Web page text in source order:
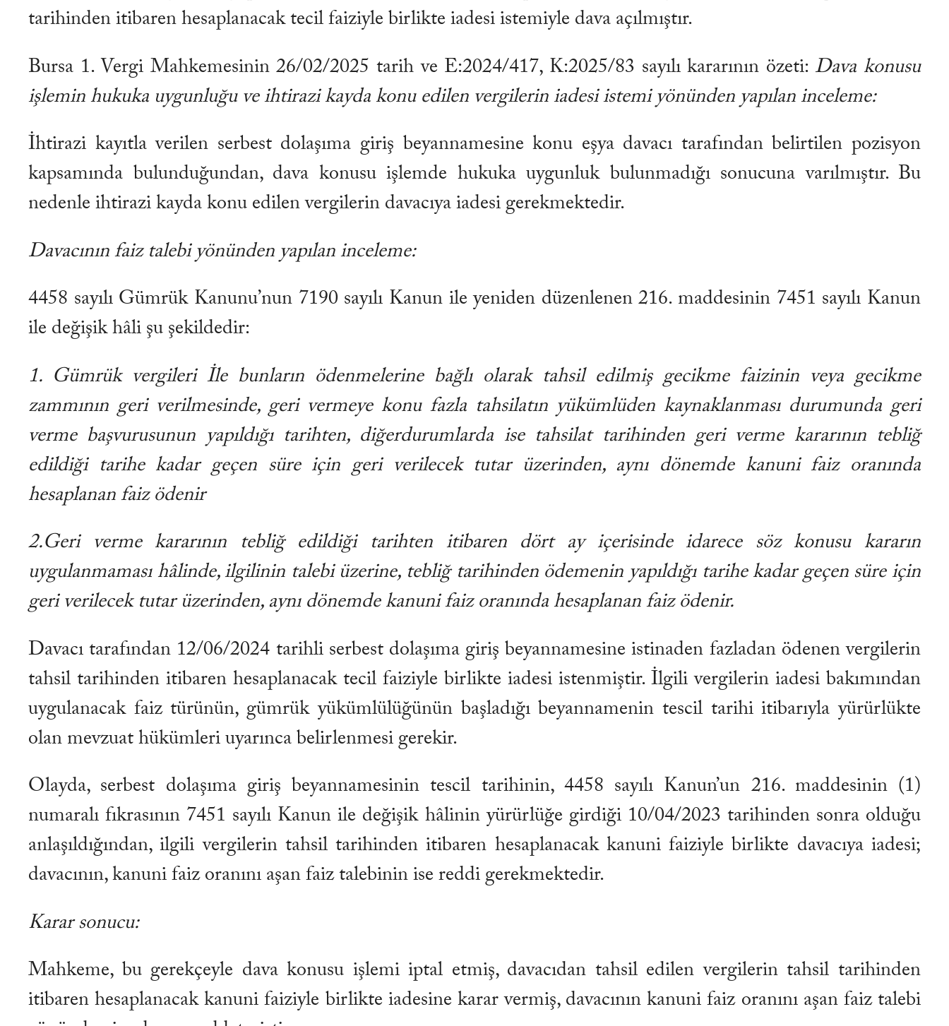
tarihinden itibaren hesaplanacak tecil faiziyle birlikte iadesi istemiyle dava açılmıştır.
Bursa 1. Vergi Mahkemesinin 26/02/2025 tarih ve E:2024/417, K:2025/83 sayılı kararının özeti: Dava konusu
işlemin hukuka uygunluğu ve ihtirazi kayda konu edilen vergilerin iadesi istemi yönünden yapılan inceleme:
İhtirazi kayıtla verilen serbest dolaşıma giriş beyannamesine konu eşya davacı tarafından belirtilen pozisyon
kapsamında bulunduğundan, dava konusu işlemde hukuka uygunluk bulunmadığı sonucuna varılmıştır. Bu
nedenle ihtirazi kayda konu edilen vergilerin davacıya iadesi gerekmektedir.
Davacının faiz talebi yönünden yapılan inceleme:
4458 sayılı Gümrük Kanunu’nun 7190 sayılı Kanun ile yeniden düzenlenen 216. maddesinin 7451 sayılı Kanun
ile değişik hâli şu şekildedir:
1. Gümrük vergileri İle bunların ödenmelerine bağlı olarak tahsil edilmiş gecikme faizinin veya gecikme
zammının geri verilmesinde, geri vermeye konu fazla tahsilatın yükümlüden kaynaklanması durumunda geri
verme başvurusunun yapıldığı tarihten, diğerdurumlarda ise tahsilat tarihinden geri verme kararının tebliğ
edildiği tarihe kadar geçen süre için geri verilecek tutar üzerinden, aynı dönemde kanuni faiz oranında
hesaplanan faiz ödenir
2.Geri verme kararının tebliğ edildiği tarihten itibaren dört ay içerisinde idarece söz konusu kararın
uygulanmaması hâlinde, ilgilinin talebi üzerine, tebliğ tarihinden ödemenin yapıldığı tarihe kadar geçen süre için
geri verilecek tutar üzerinden, aynı dönemde kanuni faiz oranında hesaplanan faiz ödenir.
Davacı tarafından 12/06/2024 tarihli serbest dolaşıma giriş beyannamesine istinaden fazladan ödenen vergilerin
tahsil tarihinden itibaren hesaplanacak tecil faiziyle birlikte iadesi istenmiştir. İlgili vergilerin iadesi bakımından
uygulanacak faiz türünün, gümrük yükümlülüğünün başladığı beyannamenin tescil tarihi itibarıyla yürürlükte
olan mevzuat hükümleri uyarınca belirlenmesi gerekir.
Olayda, serbest dolaşıma giriş beyannamesinin tescil tarihinin, 4458 sayılı Kanun’un 216. maddesinin (1)
numaralı fıkrasının 7451 sayılı Kanun ile değişik hâlinin yürürlüğe girdiği 10/04/2023 tarihinden sonra olduğu
anlaşıldığından, ilgili vergilerin tahsil tarihinden itibaren hesaplanacak kanuni faiziyle birlikte davacıya iadesi;
davacının, kanuni faiz oranını aşan faiz talebinin ise reddi gerekmektedir.
Karar sonucu:
Mahkeme, bu gerekçeyle dava konusu işlemi iptal etmiş, davacıdan tahsil edilen vergilerin tahsil tarihinden
itibaren hesaplanacak kanuni faiziyle birlikte iadesine karar vermiş, davacının kanuni faiz oranını aşan faiz talebi